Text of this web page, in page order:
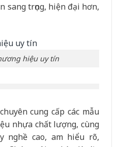
sang trọng, hiện đại hơn,
hiệu uy tín
cung cấp các mẫu
nhựa chất lượng, cùng
nghề cao, am hiểu rõ,